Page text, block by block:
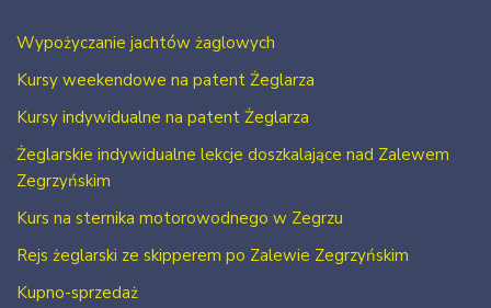
Wypożyczanie jachtów żaglowych
Kursy weekendowe na patent Żeglarza
Kursy indywidualne na patent Żeglarza
Żeglarskie indywidualne lekcje doszkalające nad Zalewem
Zegrzyńskim
Kurs na sternika motorowodnego w Zegrzu
Rejs żeglarski ze skipperem po Zalewie Zegrzyńskim
Kupno-sprzedaż